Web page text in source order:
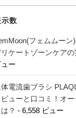
数
フェムムーン
ケートゾーンケアの
ュー
電流歯ブラシ
ビューと口コミ！オ
？ - 6,558 ビュー